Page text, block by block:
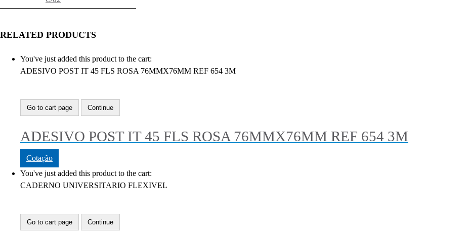
RELATED PRODUCTS
You've just added this product to the cart:
ADESIVO POST IT 45 FLS ROSA 76MMX76MM REF 654 3M
Go to cart page Continue
ADESIVO POST IT 45 FLS ROSA 76MMX76MM REF 654 3M
Cotação
You've just added this product to the cart:
CADERNO UNIVERSITARIO FLEXIVEL
Go to cart page Continue